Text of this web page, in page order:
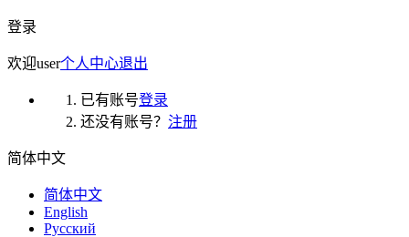
登录
欢迎user个人中心退出
已有账号登录
还没有账号？ 注册
简体中文
简体中文
English
Русский